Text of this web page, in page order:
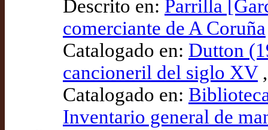
Descrito en: Parrilla
comerciante de A Coruña
Catalogado en: Dutton
cancioneril del siglo XV,
Catalogado en:
Inventario general de